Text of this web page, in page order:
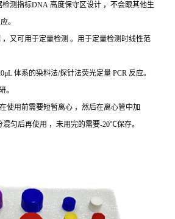
测指标DNA 高度保守区设计 ，不会跟其他生
。
又可用于定量检测 。用于定量检测时线性范
体系的染料法/探针法荧光定量 PCR 反应。
。
使用前需要短暂离心 ，然后在离心管中加
混匀后再使用 ，未用完的需要-20℃保存。